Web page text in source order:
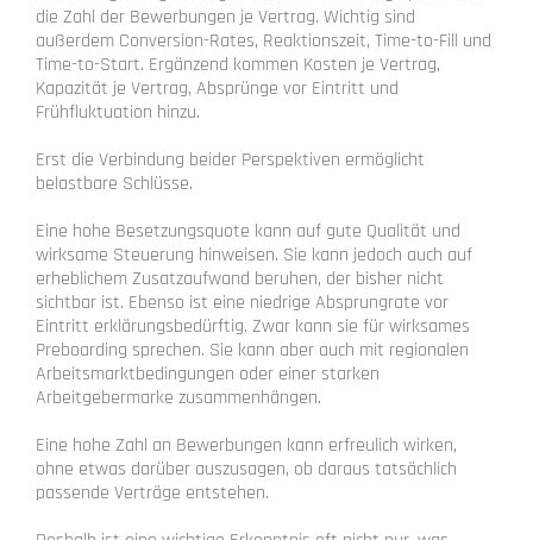
die Zahl der Bewerbungen je Vertrag. Wichtig sind
außerdem Conversion-Rates, Reaktionszeit, Time-to-Fill und
Time-to-Start. Ergänzend kommen Kosten je Vertrag,
Kapazität je Vertrag, Absprünge vor Eintritt und
Frühfluktuation hinzu.
Erst die Verbindung beider Perspektiven ermöglicht
belastbare Schlüsse.
Eine hohe Besetzungsquote kann auf gute Qualität und
wirksame Steuerung hinweisen. Sie kann jedoch auch auf
erheblichem Zusatzaufwand beruhen, der bisher nicht
sichtbar ist. Ebenso ist eine niedrige Absprungrate vor
Eintritt erklärungsbedürftig. Zwar kann sie für wirksames
Preboarding sprechen. Sie kann aber auch mit regionalen
Arbeitsmarktbedingungen oder einer starken
Arbeitgebermarke zusammenhängen.
Eine hohe Zahl an Bewerbungen kann erfreulich wirken,
ohne etwas darüber auszusagen, ob daraus tatsächlich
passende Verträge entstehen.